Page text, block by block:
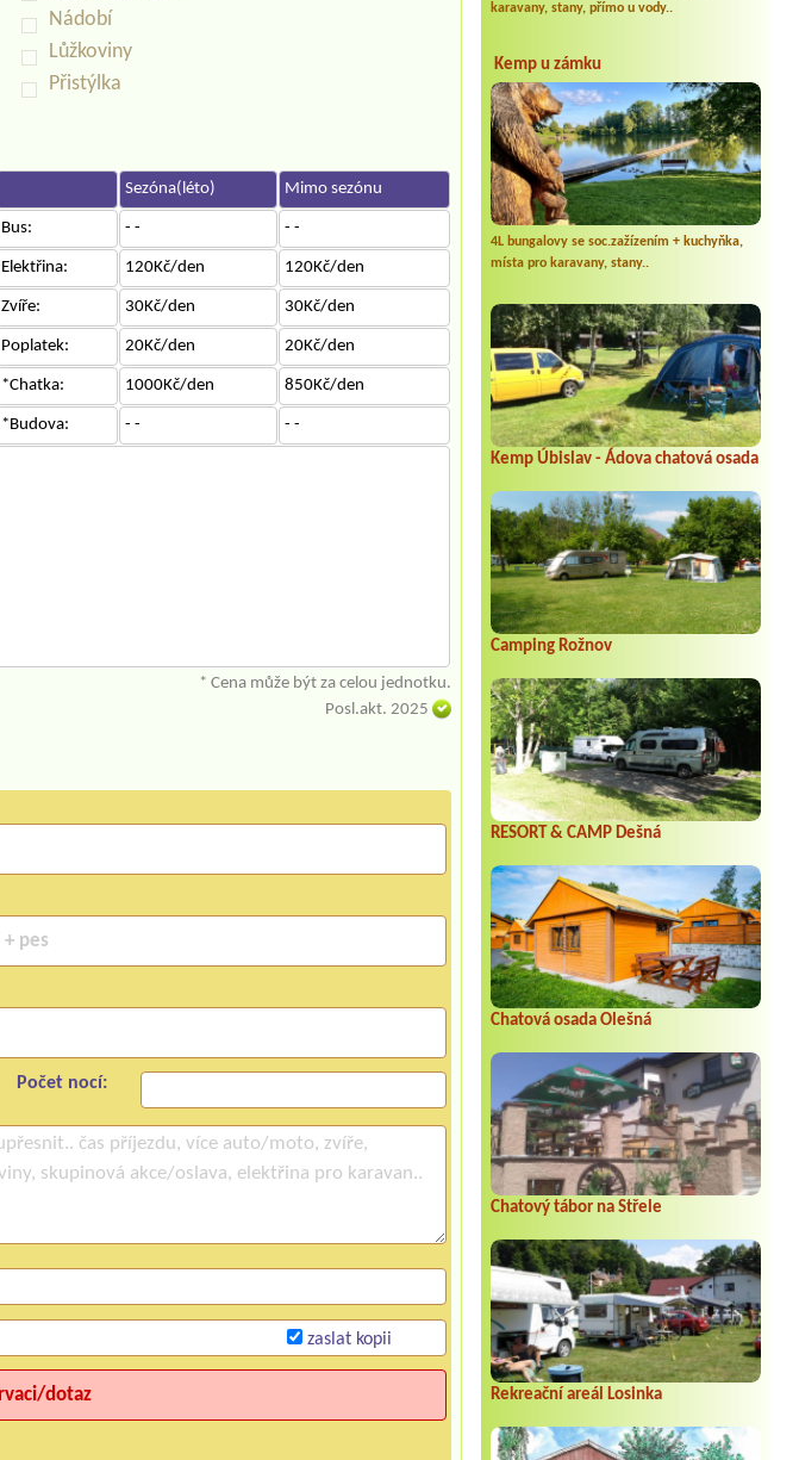
karavany, stany, přímo u vody..
Kemp u zámku
4L bungalovy se soc.zažízením + kuchyňka,
místa pro karavany, stany..
Kemp Úbislav - Ádova chatová osada
Camping Rožnov
RESORT & CAMP Dešná
Chatová osada Olešná
Chatový tábor na Střele
Rekreační areál Losinka
Nádobí
Lůžkoviny
Přistýlka
Sezóna(léto) Mimo sezónu
Bus: - - - -
Elektřina: 120Kč/den 120Kč/den
Zvíře: 30Kč/den 30Kč/den
Poplatek: 20Kč/den 20Kč/den
*Chatka: 1000Kč/den 850Kč/den
*Budova: - - - -
* Cena může být za celou jednotku.
Posl.akt. 2025
Počet nocí:
zaslat kopii